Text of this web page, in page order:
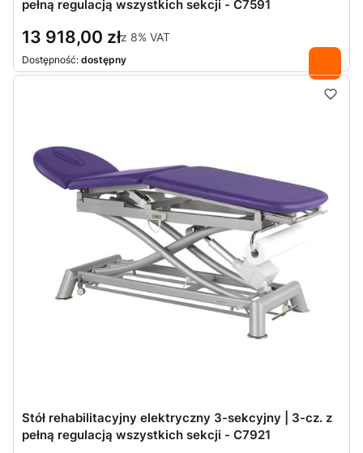
pełną regulacją wszystkich sekcji - C7591
13 918,00 złz 8% VAT
Dostępność: dostępny
Stół rehabilitacyjny elektryczny 3-sekcyjny | 3-cz. z
pełną regulacją wszystkich sekcji - C7921